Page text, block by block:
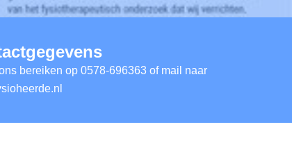
bereiken op0578-696363 of mail naar